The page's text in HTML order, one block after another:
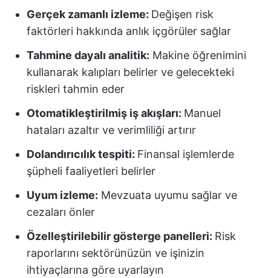
Gerçek zamanlı izleme: Değişen risk
faktörleri hakkında anlık içgörüler sağlar
Tahmine dayalı analitik: Makine öğrenimini
kullanarak kalıpları belirler ve gelecekteki
riskleri tahmin eder
Otomatikleştirilmiş iş akışları: Manuel
hataları azaltır ve verimliliği artırır
Dolandırıcılık tespiti: Finansal işlemlerde
şüpheli faaliyetleri belirler
Uyum izleme: Mevzuata uyumu sağlar ve
cezaları önler
Özelleştirilebilir gösterge panelleri: Risk
raporlarını sektörünüzün ve işinizin
ihtiyaçlarına göre uyarlayın